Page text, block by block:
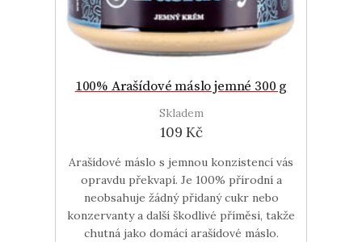
100% Arašídové máslo jemné 300 g
Skladem
109 Kč
Arašídové máslo s jemnou konzistencí vás
opravdu překvapí. Je 100% přírodní a
neobsahuje žádný přidaný cukr nebo
konzervanty a další škodlivé příměsi, takže
chutná jako domácí arašídové máslo.